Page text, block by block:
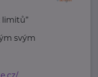
limitů”
svým